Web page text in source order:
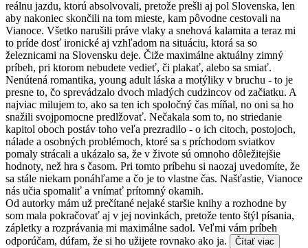
reálnu jazdu, ktorú absolvovali, pretože prešli aj pol Slovenska, len
aby nakoniec skončili na tom mieste, kam pôvodne cestovali na
Vianoce. Všetko narušili práve vlaky a snehová kalamita a teraz mi
to príde dosť ironické aj vzhľadom na situáciu, ktorá sa so
železnicami na Slovensku deje. Čiže maximálne aktuálny zimný
príbeh, pri ktorom nebudete vedieť, či plakať, alebo sa smiať.
Nenútená romantika, young adult láska a motýliky v bruchu - to je
presne to, čo sprevádzalo dvoch mladých cudzincov od začiatku. A
najviac milujem to, ako sa ten ich spoločný čas míňal, no oni sa ho
snažili svojpomocne predlžovať. Nečakala som to, no striedanie
kapitol oboch postáv toho veľa prezradilo - o ich citoch, postojoch,
nálade a osobných problémoch, ktoré sa s príchodom sviatkov
pomaly strácali a ukázalo sa, že v živote sú omnoho dôležitejšie
hodnoty, než hra s časom. Pri tomto príbehu si naozaj uvedomíte, že
sa stále niekam ponáhľame a čo je to vlastne čas. Našťastie, Vianoce
nás učia spomaliť a vnímať prítomný okamih.
Od autorky mám už prečítané nejaké staršie knihy a rozhodne by
som mala pokračovať aj v jej novinkách, pretože tento štýl písania,
zápletky a rozprávania mi maximálne sadol. Veľmi vám príbeh
odporúčam, dúfam, že si ho užijete rovnako ako ja.
Čítať viac